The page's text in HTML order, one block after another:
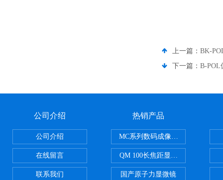
上一篇： BK-
下一篇： B-POL
公司介绍
公司介绍
在线留言
联系我们
热销产品
MC系列数码成像系统
QM 100长焦距显微镜
国产原子力显微镜